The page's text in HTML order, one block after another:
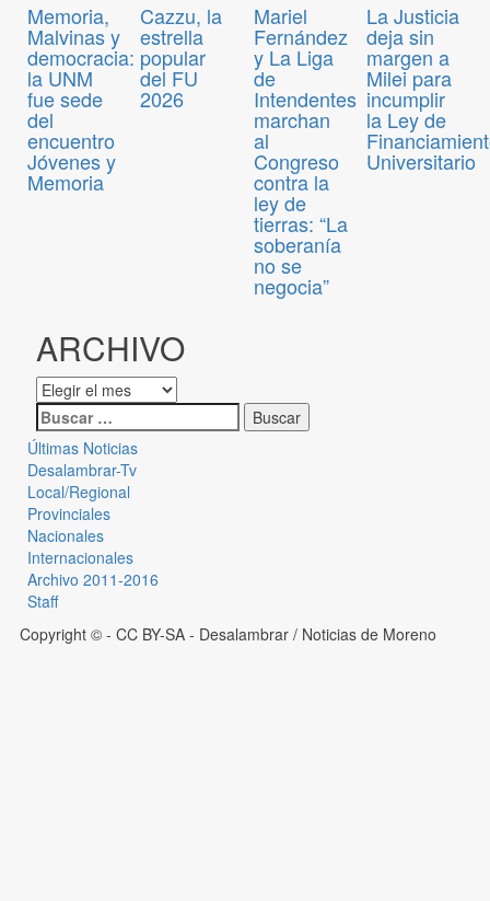
Memoria,
Malvinas y
democracia:
la UNM
fue sede
del
encuentro
Jóvenes y
Memoria
Cazzu, la
estrella
popular
del FU
2026
Mariel
Fernández
y La Liga
de
Intendentes
marchan
al
Congreso
contra la
ley de
tierras: “La
soberanía
no se
negocia”
La Justicia
deja sin
margen a
Milei para
incumplir
la Ley de
Universitario
ARCHIVO
Últimas Noticias
Desalambrar-Tv
Local/Regional
Provinciales
Nacionales
Internacionales
Archivo 2011-2016
Staff
Copyright © - CC BY-SA - Desalambrar / Noticias de Moreno